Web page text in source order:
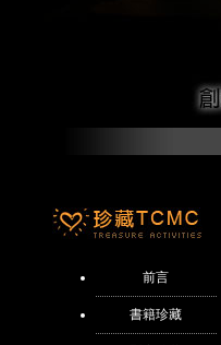
前言
書籍珍藏